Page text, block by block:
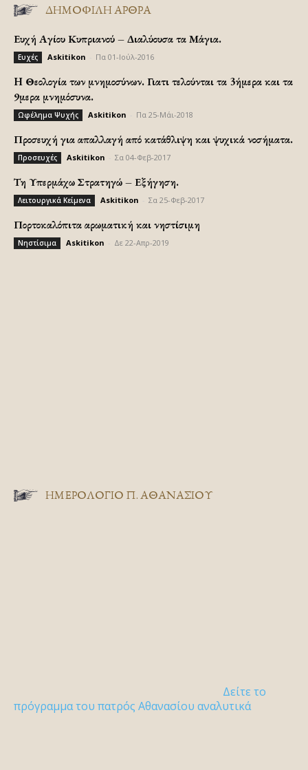
ΔΗΜΟΦΙΛΗ ΑΡΘΡΑ
Ευχή Αγίου Κυπριανού – Διαλύουσα τα Μάγια.
Ευχές Askitikon Πα 01-Ιούλ-2016
H Θεολογία των μνημοσύνων. Γιατι τελούνται τα 3ήμερα και τα
9μερα μνημόσυνα.
Ωφέλημα Ψυχής Askitikon Πα 25-Μάι-2018
Προσευχή για απαλλαγή από κατάθλιψη και ψυχικά νοσήματα.
Προσευχές Askitikon Σα 04-Φεβ-2017
Τη Υπερμάχω Στρατηγώ – Εξήγηση.
Λειτουργικά Κείμενα Askitikon Σα 25-Φεβ-2017
Πορτοκαλόπιτα αρωματική και νηστίσιμη
Νηστίσιμα Askitikon Δε 22-Απρ-2019
ΗΜΕΡΟΛΟΓΙΟ Π. ΑΘΑΝΑΣΙΟΥ
Δείτε το
πρόγραμμα του πατρός Αθανασίου αναλυτικά